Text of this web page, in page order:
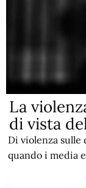
La
di vista
Di violenza sulle
quando i media